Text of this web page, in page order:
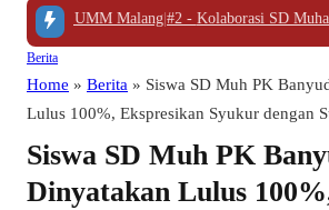
ke UMM Malang |#2 -Kolaborasi SD
Berita
Home » Berita » Siswa SD Muh PK
Lulus 100%, Ekspresikan Syukur dengan
Siswa SD Muh PK
Dinyatakan Lulus